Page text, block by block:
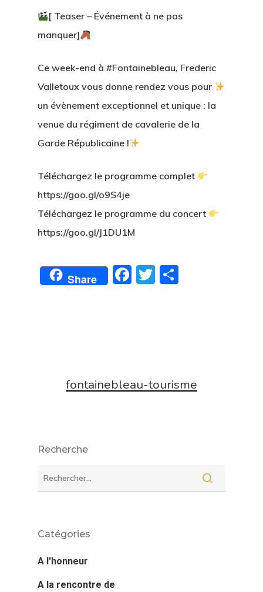
[ Teaser – Événement à ne pas
manquer]
Ce week-end à #Fontainebleau, Frederic
Valletoux vous donne rendez vous pour
un évènement exceptionnel et unique : la
venue du régiment de cavalerie de la
Garde Républicaine !
Téléchargez le programme complet
https://goo.gl/o9S4je
Téléchargez le programme du concert
https://goo.gl/J1DU1M
Share Facebook
Twitter
fontainebleau-tourisme
Recherche
Catégories
A l'honneur
A la rencontre de